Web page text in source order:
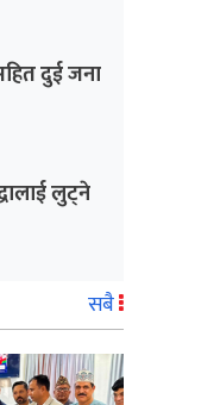
दुई जना
लुट्ने
सबै